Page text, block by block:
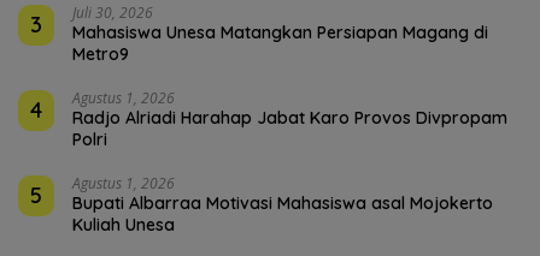
3 Juli 30, 2026
Mahasiswa Unesa Matangkan Persiapan Magang di
Metro9
4 Agustus 1, 2026
Radjo Alriadi Harahap Jabat Karo Provos Divpropam
Polri
5 Agustus 1, 2026
Bupati Albarraa Motivasi Mahasiswa asal Mojokerto
Kuliah Unesa